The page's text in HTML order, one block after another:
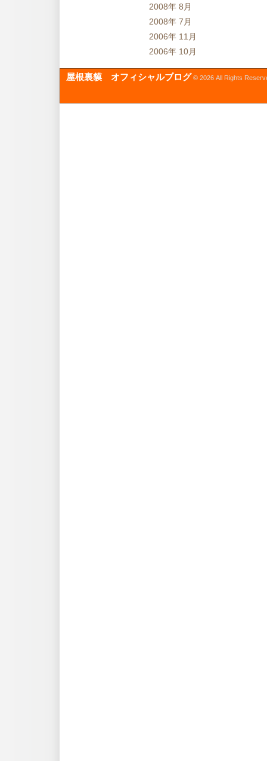
2008年 8月
2008年 7月
2006年 11月
2006年 10月
屋根裏貘 オフィシャルブログ © 2026 All Rights